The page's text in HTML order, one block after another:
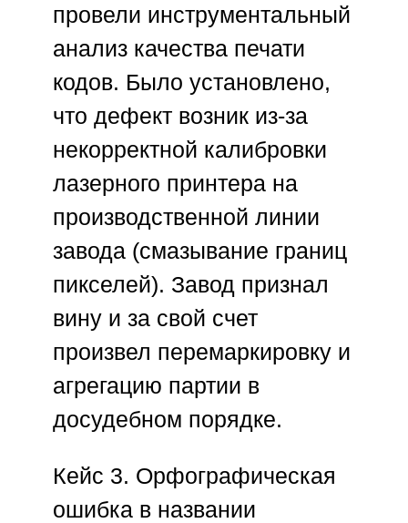
провели инструментальный
анализ качества печати
кодов. Было установлено,
что дефект возник из-за
некорректной калибровки
лазерного принтера на
производственной линии
завода (смазывание границ
пикселей). Завод признал
вину и за свой счет
произвел перемаркировку и
агрегацию партии в
досудебном порядке.
Кейс 3. Орфографическая
ошибка в названии